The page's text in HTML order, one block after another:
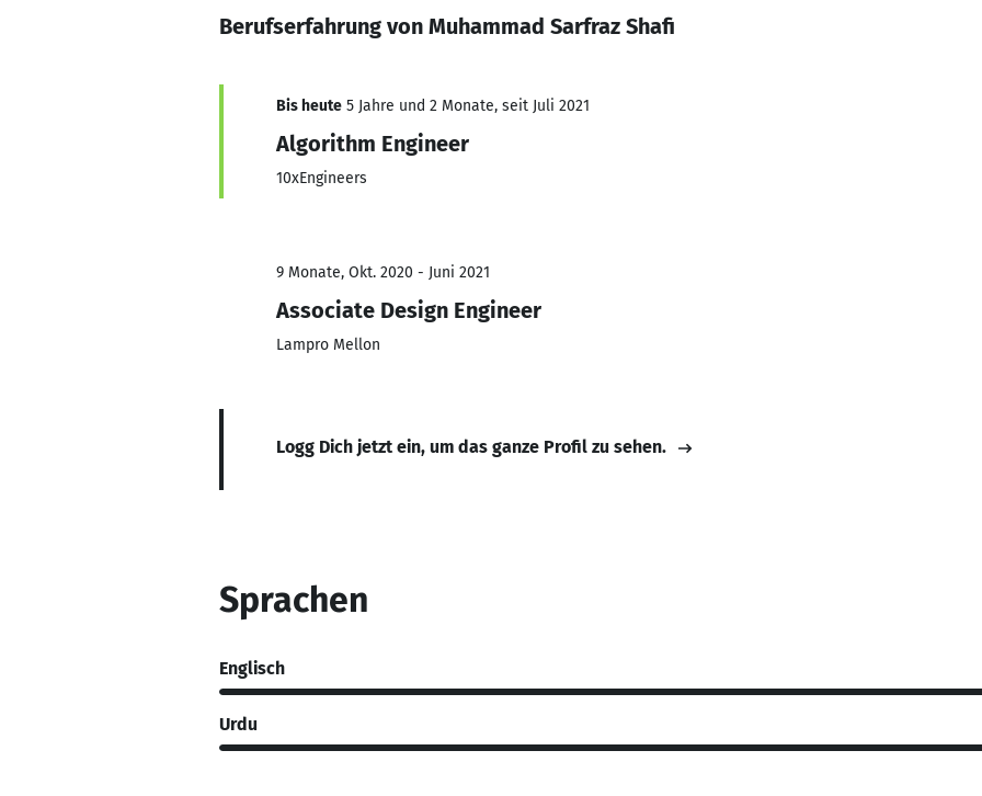
Berufserfahrung von Muhammad Sarfraz Shafi
Bis heute 5 Jahre und 2 Monate, seit Juli 2021
Algorithm Engineer
10xEngineers
9 Monate, Okt. 2020 - Juni 2021
Associate Design Engineer
Lampro Mellon
Logg Dich jetzt ein, um das ganze Profil zu sehen.
Sprachen
Englisch
Urdu